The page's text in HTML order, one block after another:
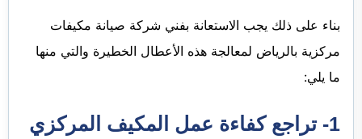
بناء على ذلك يجب الاستعانة بفني شركة صيانة مكيفات
مركزية بالرياض لمعالجة هذه الأعطال الخطيرة والتي منها
ما يلي:
1- تراجع كفاءة عمل المكيف المركزي